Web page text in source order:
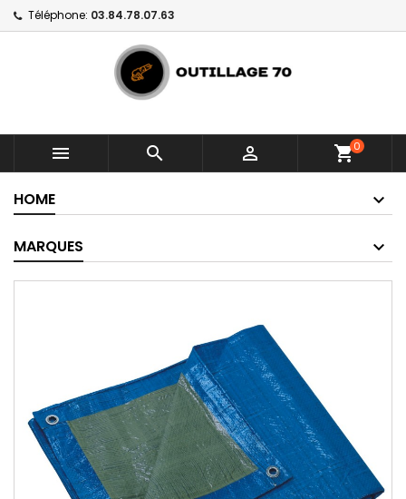
Téléphone: 03.84.78.07.63
   shopping_cart0
HOME
MARQUES